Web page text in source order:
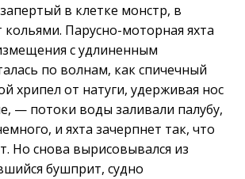
в клетке монстр, в
кольями. Парусно-моторная яхта
с удлиненным
по волнам, как спичечный
хрипел от натуги, удерживая нос
— потоки воды заливали палубу,
и яхта зачерпнет так, что
Но снова вырисовывался из
бушприт, судно